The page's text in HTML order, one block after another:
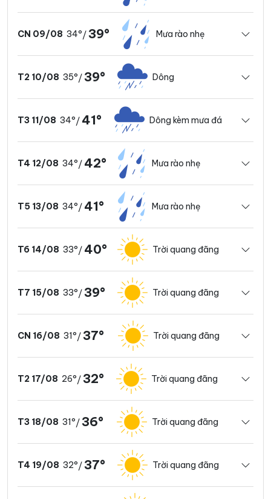
CN 09/08 34°/ 39° Mưa rào nhẹ
T2 10/08 35°/ 39° Dông
T3 11/08 34°/ 41° Dông kèm mưa đá
T4 12/08 34°/ 42° Mưa rào nhẹ
T5 13/08 34°/ 41° Mưa rào nhẹ
T6 14/08 33°/ 40° Trời quang đãng
T7 15/08 33°/ 39° Trời quang đãng
CN 16/08 31°/ 37° Trời quang đãng
T2 17/08 26°/ 32° Trời quang đãng
T3 18/08 31°/ 36° Trời quang đãng
T4 19/08 32°/ 37° Trời quang đãng